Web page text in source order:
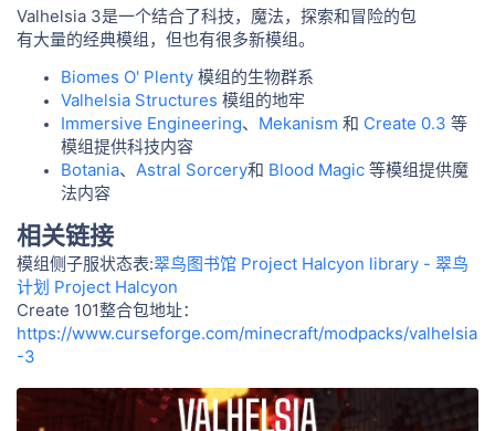
Valhelsia 3是一个结合了科技，魔法，探索和冒险的包
有大量的经典模组，但也有很多新模组。
Biomes O' Plenty 模组的生物群系
Valhelsia Structures 模组的地牢
Immersive Engineering、 Mekanism 和 Create 0.3 等
模组提供科技内容
Botania、 Astral Sorcery和 Blood Magic 等模组提供魔
法内容
相关链接
模组侧子服状态表:翠鸟图书馆 Project Halcyon library - 翠鸟
计划 Project Halcyon
Create 101整合包地址：
https://www.curseforge.com/minecraft/modpacks/valhelsia
-3